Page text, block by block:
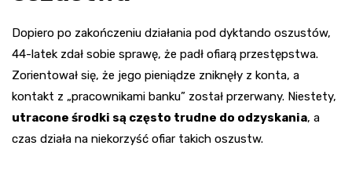
Dopiero po zakończeniu działania pod dyktando oszustów,
44-latek zdał sobie sprawę, że padł ofiarą przestępstwa.
Zorientował się, że jego pieniądze zniknęły z konta, a
kontakt z „pracownikami banku” został przerwany. Niestety,
utracone środki są często trudne do odzyskania, a
czas działa na niekorzyść ofiar takich oszustw.